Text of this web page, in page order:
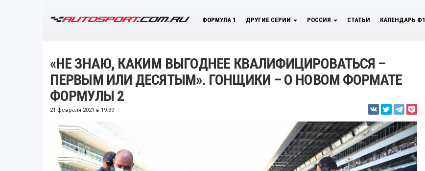
ФОРМУЛА 1 ДРУГИЕ СЕРИИ РОССИЯ СТАТЬИ КАЛЕНДАРЬ Ф1
«НЕ ЗНАЮ, КАКИМ ВЫГОДНЕЕ КВАЛИФИЦИРОВАТЬСЯ –
ПЕРВЫМ ИЛИ ДЕСЯТЫМ». ГОНЩИКИ – О НОВОМ ФОРМАТЕ
ФОРМУЛЫ 2
21 февраля 2021 в 19:39